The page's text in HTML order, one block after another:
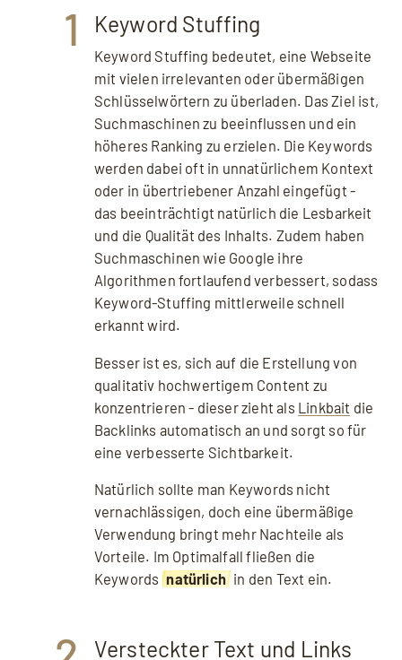
Quellen, weiterführende Links
1 Keyword Stuffing
Keyword Stuffing bedeutet, eine Webseite
mit vielen irrelevanten oder übermäßigen
Schlüsselwörtern zu überladen. Das Ziel ist,
Suchmaschinen zu beeinflussen und ein
höheres Ranking zu erzielen. Die Keywords
werden dabei oft in unnatürlichem Kontext
oder in übertriebener Anzahl eingefügt -
das beeinträchtigt natürlich die Lesbarkeit
und die Qualität des Inhalts. Zudem haben
Suchmaschinen wie Google ihre
Algorithmen fortlaufend verbessert, sodass
Keyword-Stuffing mittlerweile schnell
erkannt wird.
Besser ist es, sich auf die Erstellung von
qualitativ hochwertigem Content zu
konzentrieren - dieser zieht als Linkbait die
Backlinks automatisch an und sorgt so für
eine verbesserte Sichtbarkeit.
Natürlich sollte man Keywords nicht
vernachlässigen, doch eine übermäßige
Verwendung bringt mehr Nachteile als
Vorteile. Im Optimalfall fließen die
Keywords natürlich in den Text ein.
Versteckter Text und Links
Mit dem Aufruf des Videos erklären Sie sich
einverstanden, dass Ihre Daten an YouTube
übermittelt werden und Sie die